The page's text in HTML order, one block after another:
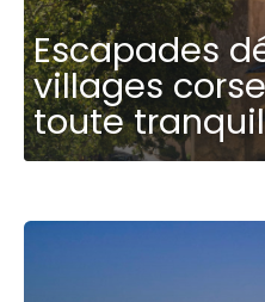
Escapades
villages
toute